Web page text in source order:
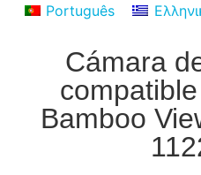
Português
Cámara
Bamboo